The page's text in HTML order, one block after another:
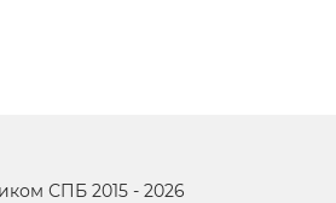
СПБ 2015 - 2026